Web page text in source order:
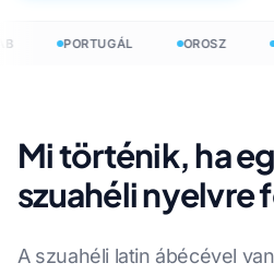
PORTUGÁL OROSZ
Mi történik, ha
szuahéli nyelvre
A szuahéli latin ábécével